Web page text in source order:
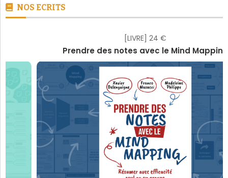
NOS ECRITS
[LIVRE] 24 €
Prendre des notes avec le Mind Mapping